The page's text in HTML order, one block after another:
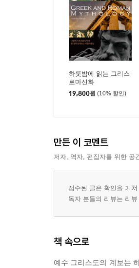
하룻밤에 읽는 그리스
로마신화
19,800원 (10% 할인)
만든 이 코멘트
저자, 역자, 편집자를 위한 공
접수된 글은 확인을 거
독자 분들의 리뷰는 리
책 속으로
예수 그리스도의 계보는